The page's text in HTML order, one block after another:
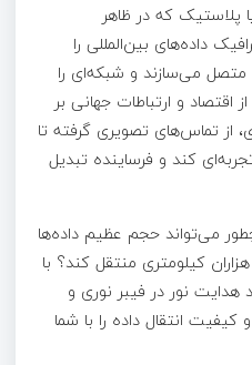
که در ظاهر
از ۹۵ درصد ترافیک داده‌های بین‌المللی را
متصل می‌سازند و شبکه‌ای را
و ارتباطات جهانی بر
از تماس‌های تصویری گرفته تا
کند و فرساینده تبدیل
می‌تواند حجم عظیم داده‌ها
کیلومتری منتقل کند؟ با
هدایت نور در فیبر نوری و
انتقال داده را با شما